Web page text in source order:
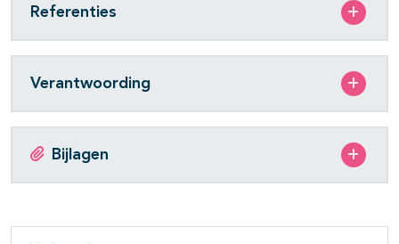
Referenties
Verantwoording
Bijlagen